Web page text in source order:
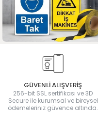
GÜVENLİ ALIŞVERİŞ
256-bit SSL sertifikası ve 3D
Secure ile kurumsal ve bireysel
ödemeleriniz güvence altında.